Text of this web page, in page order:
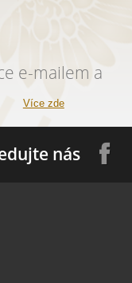
e-mailem a
Více zde
nás